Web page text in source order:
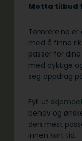
Motta tilbud
Tomrere.no
med å finne
passer for
med dyktige
seg oppdrag
Fyll ut
behov og
den mest
innen kort tid.